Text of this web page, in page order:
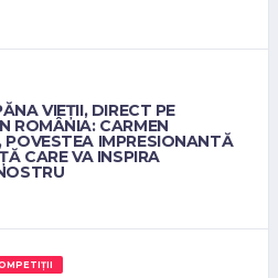
VIEȚII, DIRECT PE
ROMÂNIA: CARMEN
IMPRESIONANTĂ
CARE VA INSPIRA